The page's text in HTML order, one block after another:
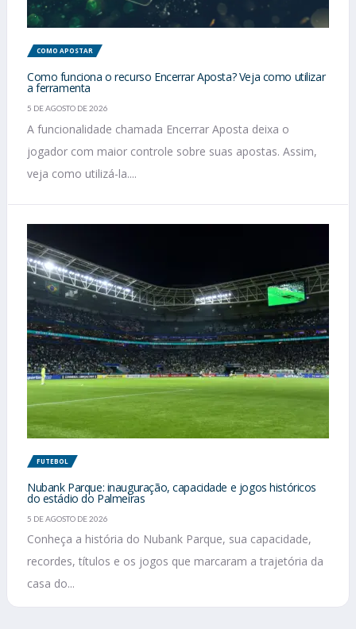
COMO APOSTAR
Como funciona o recurso Encerrar Aposta? Veja como utilizar
a ferramenta
5 DE AGOSTO DE 2026
A funcionalidade chamada Encerrar Aposta deixa o
jogador com maior controle sobre suas apostas. Assim,
veja como utilizá-la....
FUTEBOL
Nubank Parque: inauguração, capacidade e jogos históricos
do estádio do Palmeiras
5 DE AGOSTO DE 2026
Conheça a história do Nubank Parque, sua capacidade,
recordes, títulos e os jogos que marcaram a trajetória da
casa do...